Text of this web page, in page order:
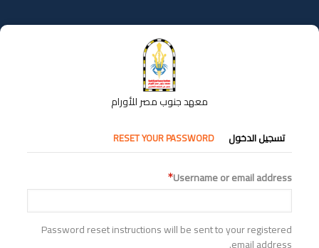
إلى
المحتوى
معهد جنوب مصر للأورام
التبويبات
الأساسية
تسجيل الدخول RESET YOUR PASSWORD
Username or email address
Password reset instructions will be sent to your registered